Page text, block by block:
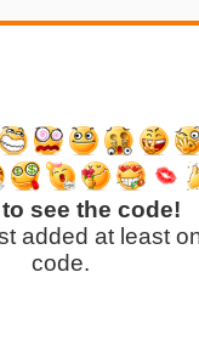
see the code!
added at least
code.